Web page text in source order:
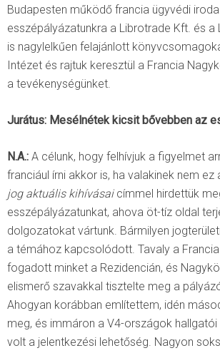
Budapesten működő francia ügyvédi
esszépályázatunkra a Librotrade Kft. és a
is nagylelkűen felajánlott
Intézet és rajtuk keresztül a Francia
a tevékenységünket.
Jurátus: Mesélnétek kicsit bővebben az
N.A.: A célunk, hogy felhívjuk a figyelmet
franciául írni akkor is, ha valakinek nem ez
jog aktuális kihívásaicímmel hirdettük
esszépályázatunkat, ahova öt-tíz oldal
dolgozatokat vártunk. Bármilyen
a témához kapcsolódott. Tavaly a
fogadott minket a Rezidencián, és
elismerő szavakkal tisztelte meg a
Ahogyan korábban említettem, idén
meg, és immáron a V4-országok
volt a jelentkezési lehetőség. Nagyon